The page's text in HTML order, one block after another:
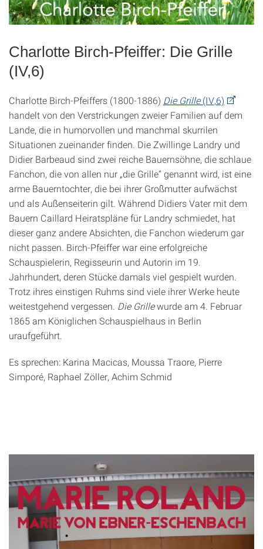
Charlotte Birch-Pfeiffer: Die Grille
(IV,6)
Charlotte Birch-Pfeiffers (1800-1886) Die Grille(IV,6)
handelt von den Verstrickungen zweier Familien auf dem
Lande, die in humorvollen und manchmal skurrilen
Situationen zueinander finden. Die Zwillinge Landry und
Didier Barbeaud sind zwei reiche Bauernsöhne, die schlaue
Fanchon, die von allen nur „die Grille“ genannt wird, ist eine
arme Bauerntochter, die bei ihrer Großmutter aufwächst
und als Außenseiterin gilt. Während Didiers Vater mit dem
Bauern Caillard Heiratspläne für Landry schmiedet, hat
dieser ganz andere Absichten, die Fanchon wiederum gar
nicht passen. Birch-Pfeiffer war eine erfolgreiche
Schauspielerin, Regisseurin und Autorin im 19.
Jahrhundert, deren Stücke damals viel gespielt wurden.
Trotz ihres einstigen Ruhms sind viele ihrer Werke heute
weitestgehend vergessen. Die Grillewurde am 4. Februar
1865 am Königlichen Schauspielhaus in Berlin
uraufgeführt.
Es sprechen: Karina Macicas, Moussa Traore, Pierre
Simporé, Raphael Zöller, Achim Schmid